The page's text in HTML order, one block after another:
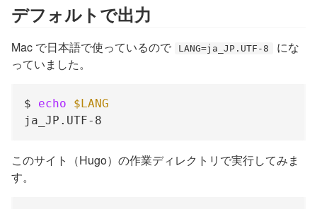
デフォルトで出力
Mac で日本語で使っているので LANG=ja_JP.UTF-8
にな
っていました。
$ echo
$LANG
このサイト（Hugo）の作業ディレクトリで実行してみま
す。